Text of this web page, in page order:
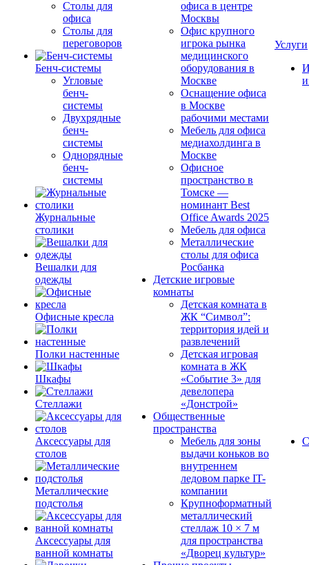
Столы для
офиса
Столы для
переговоров
Бенч-системы
Угловые
бенч-
системы
Двухрядные
бенч-
системы
Однорядные
бенч-
системы
Журнальные
столики
Вешалки для
одежды
Офисные кресла
Полки настенные
Шкафы
Стеллажи
Аксессуары для
столов
Металлические
подстолья
Аксессуары для
ванной комнаты
офиса в центре
Москвы
Офис крупного
игрока рынка
медицинского
оборудования в
Москве
Оснащение офиса
в Москве
рабочими местами
Мебель для офиса
медиахолдинга в
Москве
Офисное
пространство в
Томске —
номинант Best
Office Awards 2025
Мебель для офиса
Металлические
столы для офиса
Росбанка
Детские игровые
комнаты
Детская комната в
ЖК “Символ”:
территория идей и
развлечений
Детская игровая
комната в ЖК
«Событие 3» для
девелопера
«Донстрой»
Общественные
пространства
Мебель для зоны
выдачи коньков во
внутреннем
ледовом парке IT-
компании
Крупноформатный
металлический
стеллаж 10 × 7 м
для пространства
«Дворец культур»
Услуги